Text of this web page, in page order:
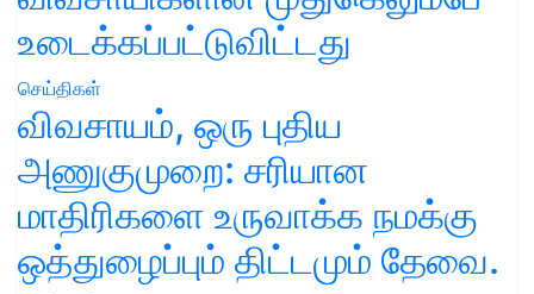
உடைக்கப்பட்டுவிட்டது
செய்திகள்
விவசாயம், ஒரு புதிய
அணுகுமுறை: சரியான
மாதிரிகளை உருவாக்க நமக்கு
ஒத்துழைப்பும் திட்டமும் தேவை.